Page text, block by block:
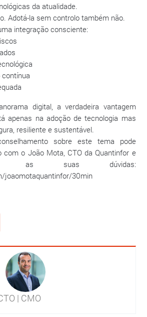
da atualidade.
Adotá-la sem controlo também não.
integração consciente:
digital, a verdadeira vantagem
apenas na adoção de tecnologia mas
resiliente e sustentável.
sobre este tema pode
com o João Mota, CTO da Quantinfor e
as suas dúvidas:
joaomotaquantinfor/30min
| CMO